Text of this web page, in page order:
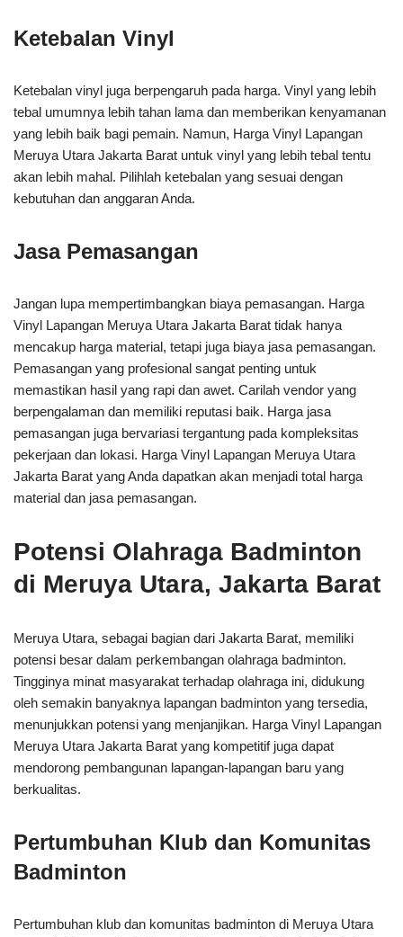
Ketebalan Vinyl
Ketebalan vinyl juga berpengaruh pada harga. Vinyl yang lebih
tebal umumnya lebih tahan lama dan memberikan kenyamanan
yang lebih baik bagi pemain. Namun, Harga Vinyl Lapangan
Meruya Utara Jakarta Barat untuk vinyl yang lebih tebal tentu
akan lebih mahal. Pilihlah ketebalan yang sesuai dengan
kebutuhan dan anggaran Anda.
Jasa Pemasangan
Jangan lupa mempertimbangkan biaya pemasangan. Harga
Vinyl Lapangan Meruya Utara Jakarta Barat tidak hanya
mencakup harga material, tetapi juga biaya jasa pemasangan.
Pemasangan yang profesional sangat penting untuk
memastikan hasil yang rapi dan awet. Carilah vendor yang
berpengalaman dan memiliki reputasi baik. Harga jasa
pemasangan juga bervariasi tergantung pada kompleksitas
pekerjaan dan lokasi. Harga Vinyl Lapangan Meruya Utara
Jakarta Barat yang Anda dapatkan akan menjadi total harga
material dan jasa pemasangan.
Potensi Olahraga Badminton
di Meruya Utara, Jakarta Barat
Meruya Utara, sebagai bagian dari Jakarta Barat, memiliki
potensi besar dalam perkembangan olahraga badminton.
Tingginya minat masyarakat terhadap olahraga ini, didukung
oleh semakin banyaknya lapangan badminton yang tersedia,
menunjukkan potensi yang menjanjikan. Harga Vinyl Lapangan
Meruya Utara Jakarta Barat yang kompetitif juga dapat
mendorong pembangunan lapangan-lapangan baru yang
berkualitas.
Pertumbuhan Klub dan Komunitas
Badminton
Pertumbuhan klub dan komunitas badminton di Meruya Utara